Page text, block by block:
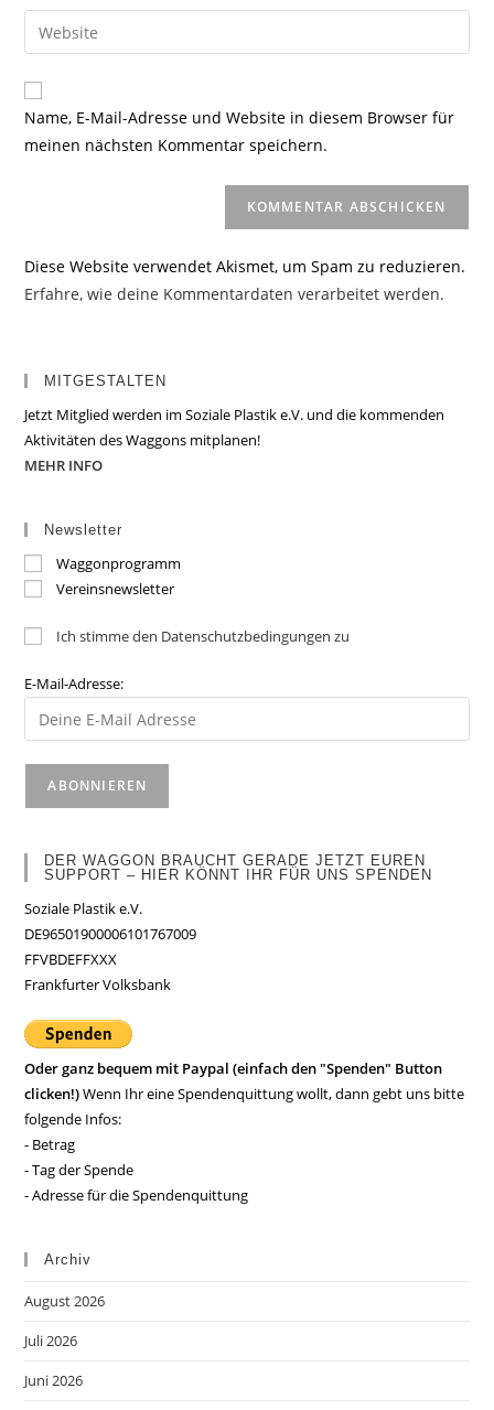
zum
Kommentieren
ein
E-
Mail-
zum
Kommentieren
ein
Gib
deine
Website-
URL
Name, E-Mail-Adresse und Website in diesem Browser für
meinen nächsten Kommentar speichern.
Diese Website verwendet Akismet, um Spam zu reduzieren.
Erfahre, wie deine Kommentardaten verarbeitet werden.
MITGESTALTEN
Jetzt Mitglied werden im Soziale Plastik e.V. und die kommenden
Aktivitäten des Waggons mitplanen!
MEHR INFO
Newsletter
Waggonprogramm
Vereinsnewsletter
Ich stimme den Datenschutzbedingungen zu
E-Mail-Adresse:
DER WAGGON BRAUCHT GERADE JETZT EUREN
SUPPORT – HIER KÖNNT IHR FÜR UNS SPENDEN
Soziale Plastik e.V.
DE96501900006101767009
FFVBDEFFXXX
Frankfurter Volksbank
Oder ganz bequem mit Paypal (einfach den "Spenden" Button
clicken!)Wenn Ihr eine Spendenquittung wollt, dann gebt uns bitte
folgende Infos:
- Betrag
- Tag der Spende
- Adresse für die Spendenquittung
Archiv
August 2026
Juli 2026
Juni 2026